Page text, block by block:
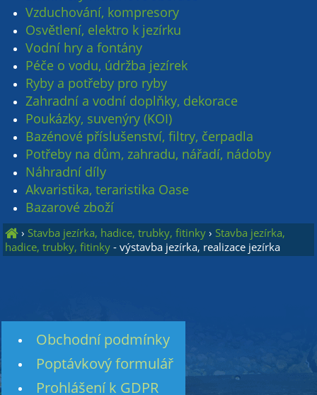
Vzduchování, kompresory
Osvětlení, elektro k jezírku
Vodní hry a fontány
Péče o vodu, údržba jezírek
Ryby a potřeby pro ryby
Zahradní a vodní doplňky, dekorace
Poukázky, suvenýry (KOI)
Bazénové příslušenství, filtry, čerpadla
Potřeby na dům, zahradu, nářadí, nádoby
Náhradní díly
Akvaristika, teraristika Oase
Bazarové zboží
› Stavba jezírka, hadice, trubky, fitinky › Stavba jezírka,
hadice, trubky, fitinky - výstavba jezírka, realizace jezírka
Obchodní podmínky
Poptávkový formulář
Prohlášení k GDPR